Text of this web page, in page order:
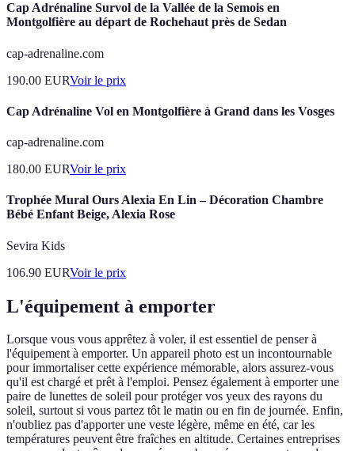
Cap Adrénaline Survol de la Vallée de la Semois en
Montgolfière au départ de Rochehaut près de Sedan
cap-adrenaline.com
190.00 EURVoir le prix
Cap Adrénaline Vol en Montgolfière à Grand dans les Vosges
cap-adrenaline.com
180.00 EURVoir le prix
Trophée Mural Ours Alexia En Lin – Décoration Chambre
Bébé Enfant Beige, Alexia Rose
Sevira Kids
106.90 EURVoir le prix
L'équipement à emporter
Lorsque vous vous apprêtez à voler, il est essentiel de penser à
l'équipement à emporter. Un appareil photo est un incontournable
pour immortaliser cette expérience mémorable, alors assurez-vous
qu'il est chargé et prêt à l'emploi. Pensez également à emporter une
paire de lunettes de soleil pour protéger vos yeux des rayons du
soleil, surtout si vous partez tôt le matin ou en fin de journée. Enfin,
n'oubliez pas d'apporter une veste légère, même en été, car les
températures peuvent être fraîches en altitude. Certaines entreprises